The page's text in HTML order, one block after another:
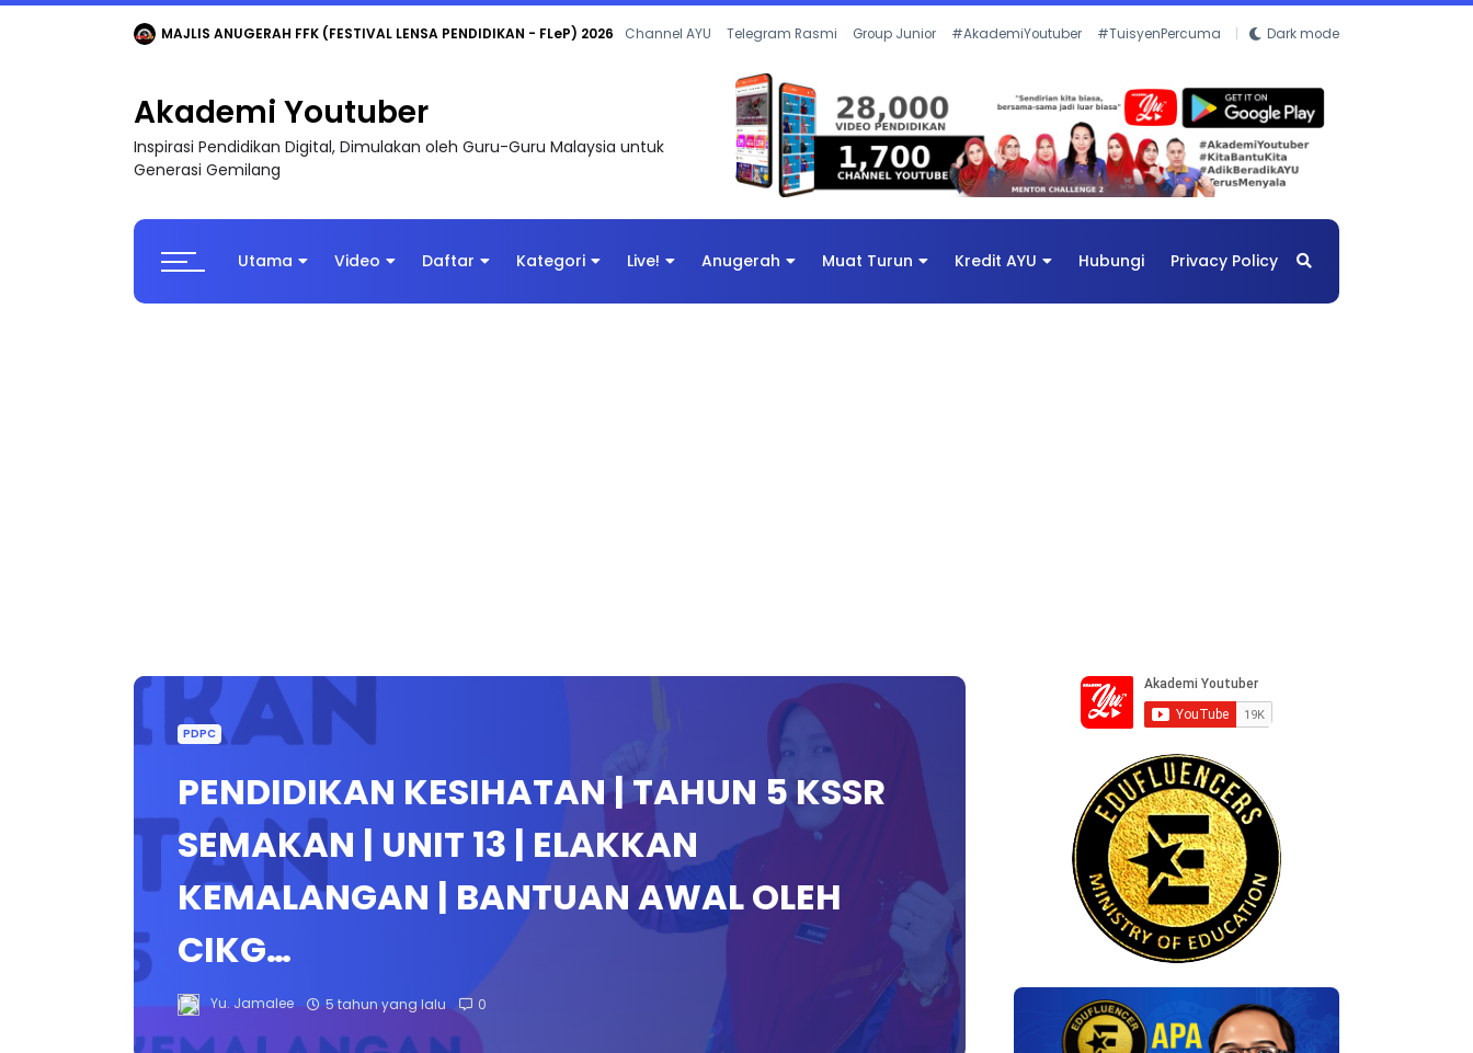
MAJLIS ANUGERAH FFK (FESTIVAL LENSA PENDIDIKAN - FLeP) 2026 Channel AYU Telegram Rasmi Group Junior #AkademiYoutuber #TuisyenPercuma Dark mode
Akademi Youtuber
Inspirasi Pendidikan Digital, Dimulakan oleh Guru-Guru Malaysia untuk
Generasi Gemilang
Utama Video Daftar Kategori Live! Anugerah Muat Turun Kredit AYU Hubungi Privacy Policy
PDPC
PENDIDIKAN KESIHATAN | TAHUN 5 KSSR
SEMAKAN | UNIT 13 | ELAKKAN
KEMALANGAN | BANTUAN AWAL OLEH
CIKG…
Yu. Jamalee 5 tahun yang lalu 0